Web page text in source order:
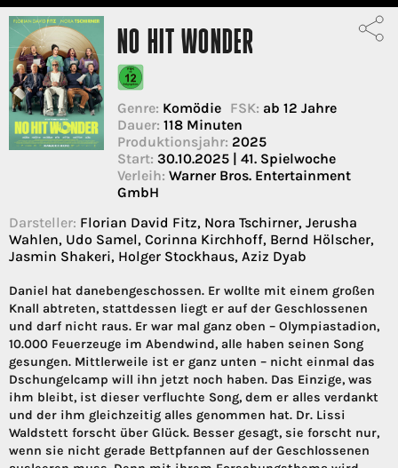
NO HIT WONDER
Genre: Komödie FSK: ab 12 Jahre
Dauer: 118 Minuten
Produktionsjahr: 2025
Start: 30.10.2025 | 41. Spielwoche
Verleih: Warner Bros. Entertainment
GmbH
Darsteller: Florian David Fitz, Nora Tschirner, Jerusha
Wahlen, Udo Samel, Corinna Kirchhoff, Bernd Hölscher,
Jasmin Shakeri, Holger Stockhaus, Aziz Dyab
Daniel hat danebengeschossen. Er wollte mit einem großen
Knall abtreten, stattdessen liegt er auf der Geschlossenen
und darf nicht raus. Er war mal ganz oben – Olympiastadion,
10.000 Feuerzeuge im Abendwind, alle haben seinen Song
gesungen. Mittlerweile ist er ganz unten – nicht einmal das
Dschungelcamp will ihn jetzt noch haben. Das Einzige, was
ihm bleibt, ist dieser verfluchte Song, dem er alles verdankt
und der ihm gleichzeitig alles genommen hat. Dr. Lissi
Waldstett forscht über Glück. Besser gesagt, sie forscht nur,
wenn sie nicht gerade Bettpfannen auf der Geschlossenen